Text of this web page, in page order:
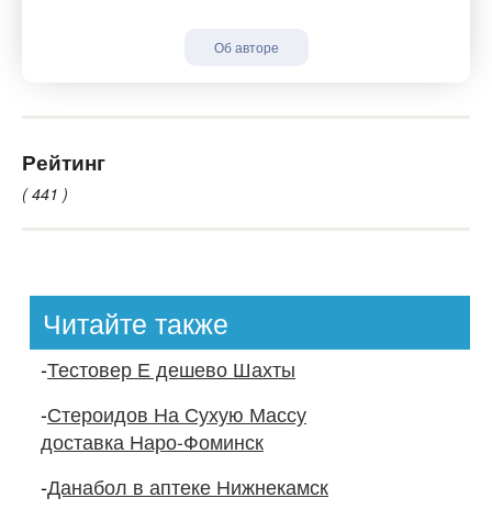
Об авторе
Рейтинг
( 441 )
Читайте также
-Тестовер Е дешево Шахты
-Стероидов На Сухую Массу
доставка Наро-Фоминск
-Данабол в аптеке Нижнекамск